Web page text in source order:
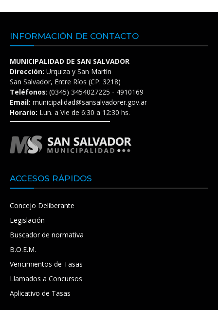
INFORMACIÓN DE CONTACTO
MUNICIPALIDAD DE SAN SALVADOR
Dirección: Urquiza y San Martín
San Salvador, Entre Ríos (CP: 3218)
Teléfonos: (0345) 3454027225 - 4910169
Email: municipalidad@sansalvadorer.gov.ar
Horario: Lun. a Vie de 6:30 a 12:30 hs.
ACCESOS RÁPIDOS
Concejo Deliberante
Legislación
Buscador de normativa
B.O.E.M.
Vencimientos de Tasas
Llamados a Concursos
Aplicativo de Tasas